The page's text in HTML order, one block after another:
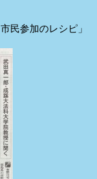
民参加のレシピ」